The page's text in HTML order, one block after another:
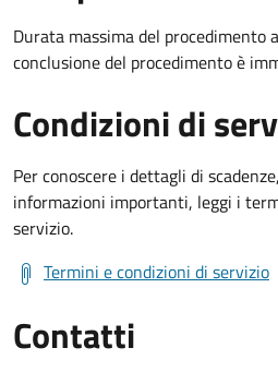
Durata massima del procedimento
conclusione del procedimento è
Condizioni di
Per conoscere i dettagli di
informazioni importanti, leggi i
servizio.
Termini e condizioni di servizio
Contatti